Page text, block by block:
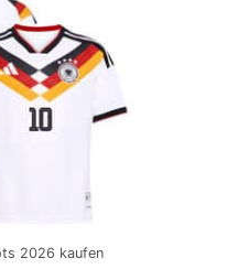
2026 kaufen